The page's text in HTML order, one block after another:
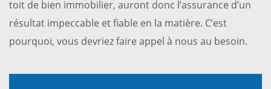
toit de bien immobilier, auront donc l’assurance d’un
résultat impeccable et fiable en la matière. C’est
pourquoi, vous devriez faire appel à nous au besoin.